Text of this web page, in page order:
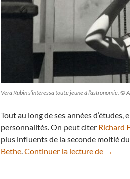
Vera Rubin s’intéressa toute jeune à l’astronomie. ©
Tout au long de ses années
personnalités. On peut citer Richard
plus influents de la seconde moitié
Bethe.Continuer la lecture de Vera
→